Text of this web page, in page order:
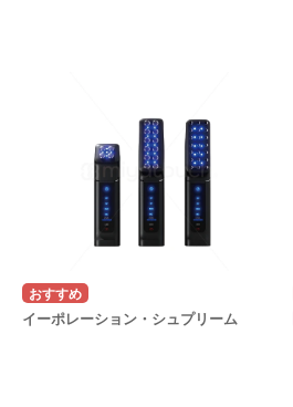
イーポレーション・シュプリーム